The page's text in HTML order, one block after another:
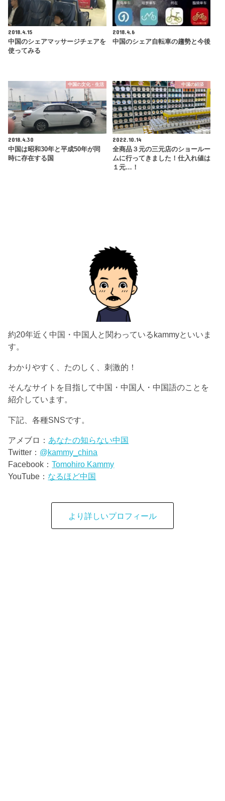
2018.4.15
中国のシェアマッサージチェアを
使ってみる
2018.4.6
中国のシェア自転車の趨勢と今後
中国の文化・生活
2018.4.30
中国は昭和30年と平成50年が同
時に存在する国
中国の経済
2022.10.14
全商品３元の三元店のショールー
ムに行ってきました！仕入れ値は
１元…！
約20年近く中国・中国人と関わっているkammyといいま
す。
わかりやすく、たのしく、刺激的！
そんなサイトを目指して中国・中国人・中国語のことを
紹介しています。
下記、各種SNSです。
アメブロ： あなたの知らない中国
Twitter： @kammy_china
Facebook：Tomohiro Kammy
YouTube： なるほど中国
より詳しいプロフィール